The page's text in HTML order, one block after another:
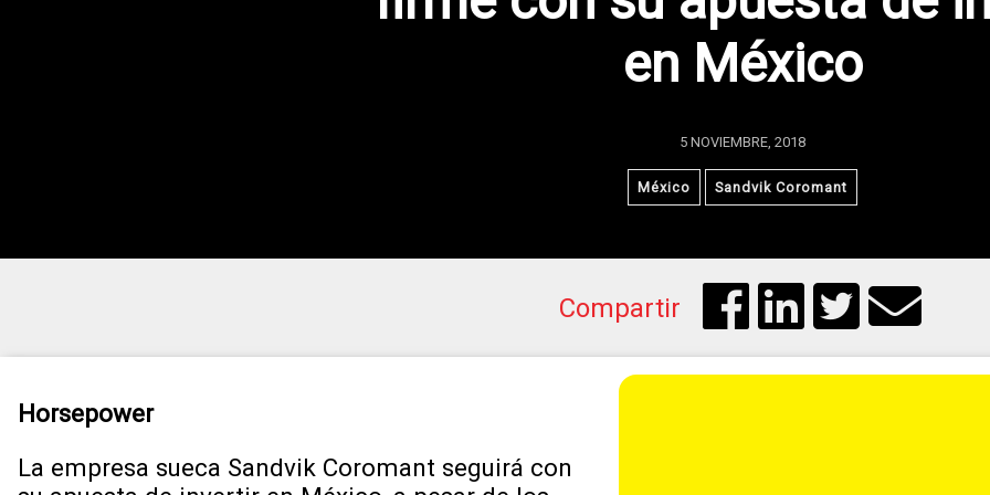
en México
5 NOVIEMBRE, 2018
México Sandvik Coromant
Compartir
Horsepower
La empresa sueca Sandvik Coromant seguirá con